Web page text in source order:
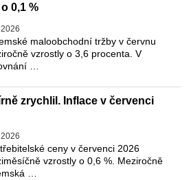
0,1 %
maloobchodní tržby v červnu
vzrostly o 3,6 procenta. V
…
zrychlil. Inflace v červenci
ceny v červenci 2026
vzrostly o 0,6 %. Meziročně
…